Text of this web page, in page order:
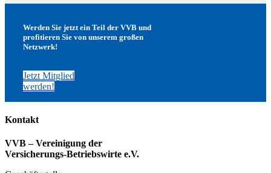
Werden Sie jetzt ein Teil der VVB und
profitieren Sie von unserem großen
Netzwerk!
Jetzt Mitglied
werden!
Kontakt
VVB – Vereinigung der
Versicherungs-Betriebswirte e.V.